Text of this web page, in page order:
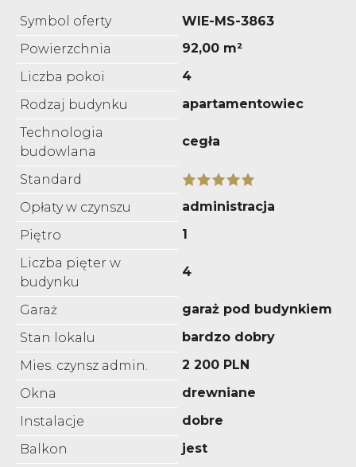
Symbol oferty
WIE-MS-3863
Powierzchnia
92,00 m²
Liczba pokoi
4
Rodzaj budynku
apartamentowiec
Technologia
budowlana
cegła
Standard
Opłaty w czynszu
administracja
Piętro
1
Liczba pięter w
budynku
4
Garaż
garaż pod budynkiem
Stan lokalu
bardzo dobry
Mies. czynsz admin.
2 200 PLN
Okna
drewniane
Instalacje
dobre
Balkon
jest